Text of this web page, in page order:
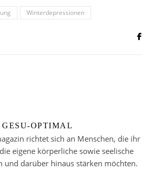
Winterdepressionen
GESU-OPTIMAL
richtet sich an Menschen, die ihr
eigene körperliche sowie seelische
und darüber hinaus stärken möchten.